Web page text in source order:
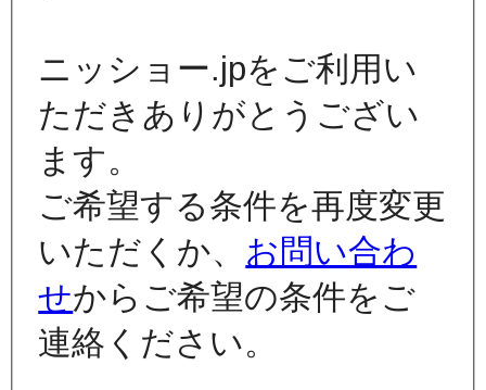
ニッショー.jpをご利用い
ただきありがとうござい
ます。
ご希望する条件を再度変更
いただくか、 お問い合わ
せからご希望の条件をご
連絡ください。